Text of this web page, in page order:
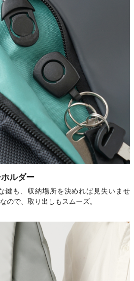
ルダー
鍵も、収納場所を決めれば見失いませ
ので、取り出しもスムーズ。